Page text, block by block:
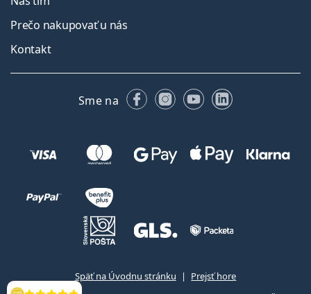
Prečo nakupovať u nás
Kontakt
Sme na FacebookuInstagrame
YouTubeLinkedIn
Späť na Úvodnu stránku
Prejsť hore